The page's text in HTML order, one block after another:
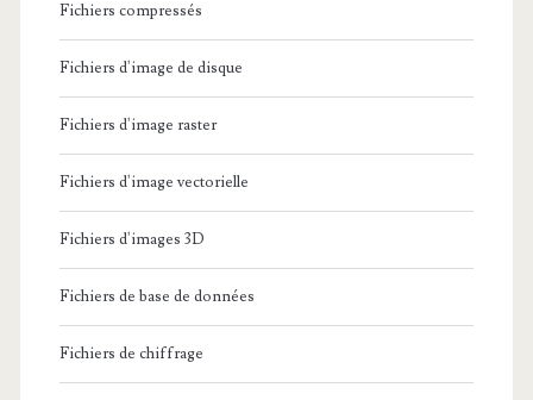
Fichiers compressés
Fichiers d'image de disque
Fichiers d'image raster
Fichiers d'image vectorielle
Fichiers d'images 3D
Fichiers de base de données
Fichiers de chiffrage